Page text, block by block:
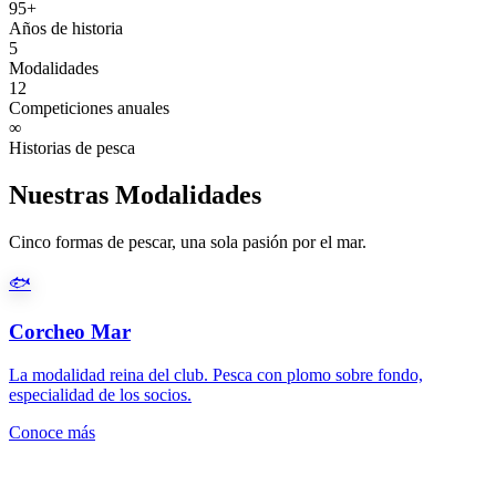
95+
Años de historia
5
Modalidades
12
Competiciones anuales
∞
Historias de pesca
Nuestras Modalidades
Cinco formas de pescar, una sola pasión por el mar.
🐟
Corcheo Mar
La modalidad reina del club. Pesca con plomo sobre fondo,
especialidad de los socios.
Conoce más